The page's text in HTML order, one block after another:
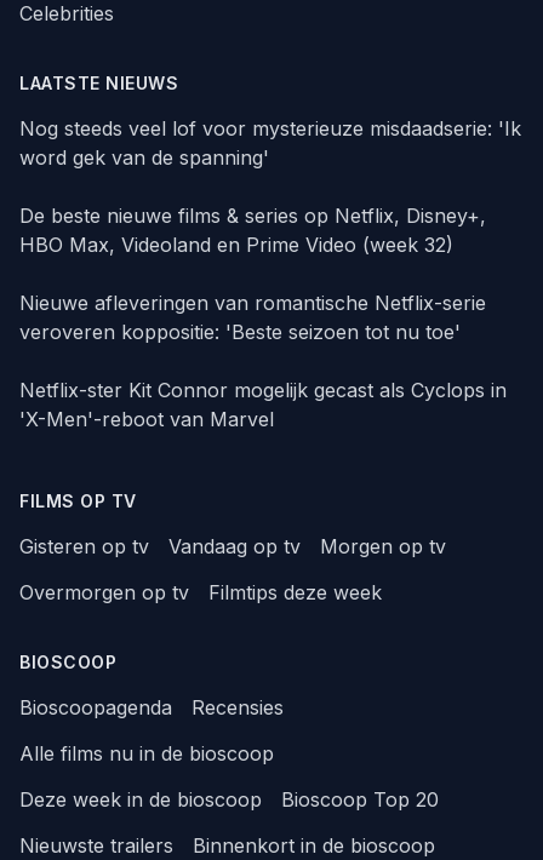
Celebrities
LAATSTE NIEUWS
Nog steeds veel lof voor mysterieuze misdaadserie: 'Ik
word gek van de spanning'
De beste nieuwe films & series op Netflix, Disney+,
HBO Max, Videoland en Prime Video (week 32)
Nieuwe afleveringen van romantische Netflix-serie
veroveren koppositie: 'Beste seizoen tot nu toe'
Netflix-ster Kit Connor mogelijk gecast als Cyclops in
'X-Men'-reboot van Marvel
FILMS OP TV
Gisteren op tv Vandaag op tv
Morgen op tv
Overmorgen op tv
Filmtips deze week
BIOSCOOP
Bioscoopagenda
Recensies
Alle films nu in de bioscoop
Deze week in de bioscoop
Bioscoop Top 20
Nieuwste trailers
Binnenkort in de bioscoop